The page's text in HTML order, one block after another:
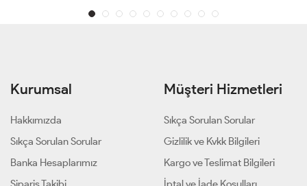
Kurumsal
Hakkımızda
Sıkça Sorulan Sorular
Banka Hesaplarımız
Müşteri Hizmetleri
Sıkça Sorulan Sorular
Gizlilik ve Kvkk Bilgileri
Kargo ve Teslimat Bilgileri